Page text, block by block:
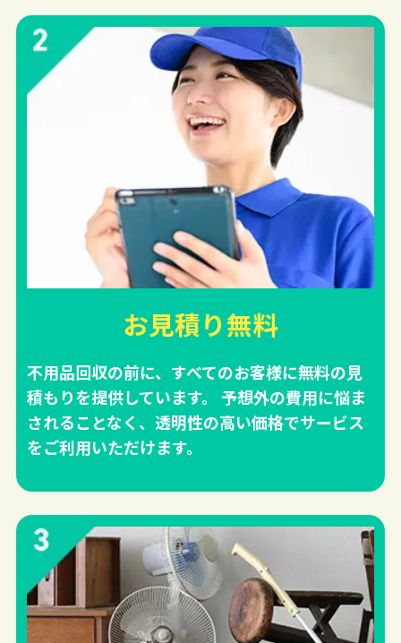
お見積り無料
不用品回収の前に、すべてのお客様に無料の見
積もりを提供しています。 予想外の費用に悩ま
されることなく、透明性の高い価格でサービス
をご利用いただけます。